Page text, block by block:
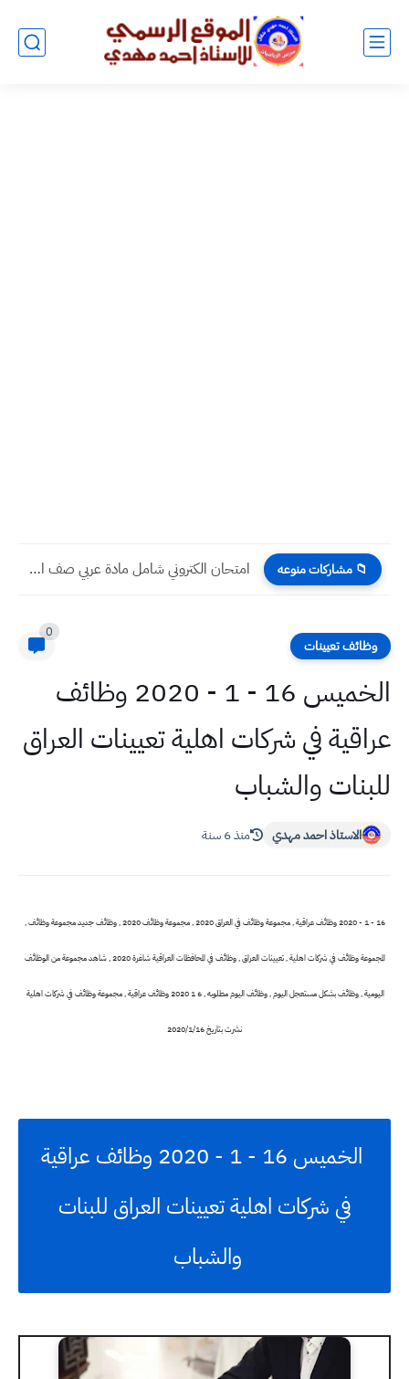
📁 مشاركات منوعه امتحان الكتروني شامل مادة عربي صف اول ابتدائي
وظائف تعيينات
0
الخميس 16 - 1 - 2020 وظائف
عراقية في شركات اهلية تعيينات العراق
للبنات والشباب
الاستاذ احمد مهدي منذ 6 سنة
16 - 1 - 2020 وظائف عراقية , مجموعة وظائف في العراق 2020 , مجموعة وظائف 2020 , وظائف جديد مجموعة وظائف ,
المجموعة وظائف في شركات اهلية , تعيينات العراق , وظائف في المحافظات العراقية شاغرة 2020 , شاهد مجموعة من الوظائف
اليومية , وظائف بشكل مستعجل اليوم , وظائف اليوم مطلوبه , 6 1 2020 وظائف عراقية , مجموعة وظائف في شركات اهلية
نشرت بتاريخ 2020/1/16
الخميس 16 - 1 - 2020 وظائف عراقية
في شركات اهلية تعيينات العراق للبنات
والشباب